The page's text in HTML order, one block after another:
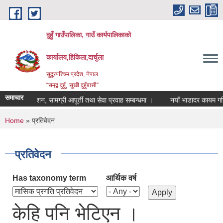
Skip to main content
दुहुँ गाउँपालिका, गाउँ कार्यपालिकाको
कार्यालय,हिकिला,दार्चुला
सुदूरपश्चिम प्रदेश, नेपाल
“समृद्ब दुहुँ¸ सुखी दुहुँबासी”
समाचार
प्रकाशन, सामग्री आपूर्ती तथा सेवा प्रवाह सम्बन्धमा । नयाँ भाडादर कायम
You are here
Home » प्रतिवेदन
प्रतिवेदन
Has taxonomy term आर्थिक वर्ष
केहि पनि भेटिएन ।